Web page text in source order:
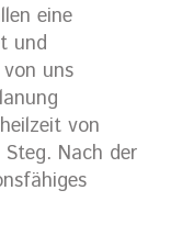
eine
und
uns
von
Nach der